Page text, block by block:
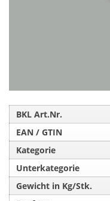
BKL Art.Nr.
EAN / GTIN
Kategorie
Unterkategorie
Gewicht in Kg/Stk.